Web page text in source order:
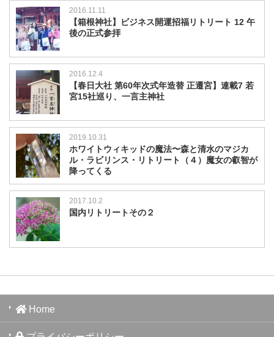
2016.11.11
【箱根神社】ビジネス開運招福リトリート 12 午
後の正式参拝
2016.12.4
【春日大社 第60年次式年造替 正遷宮】連載7 若
宮15社巡り、一言主神社
2019.10.31
ホワイトウィキッドの魔法〜森と清水のマジカ
ル・ラビリンス・リトリート（４）魔女の叡智が
降ってくる
2017.10.2
国内リトリートその２
Home